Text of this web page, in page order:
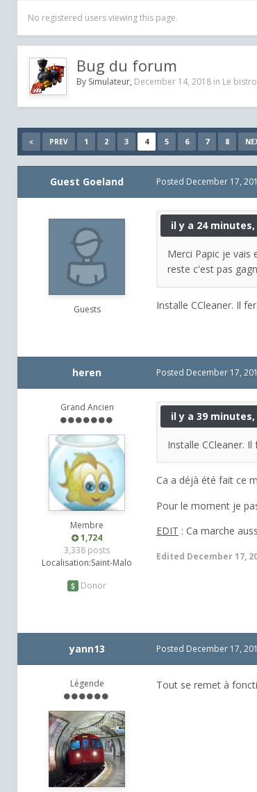
No registered users viewing this page.
Bug du forum
By Simulateur, December 14, 2018 in Le
PREV 1 2 3 4 5 6 7 8
Guest Goeland
Guests
Posted December 17,
il y a 24
Merci Papic je vais
reste c'est pas
Installe CCleaner. Il
heren
Grand Ancien
Membre
1,724
3,338 posts
Localisation:Saint-Malo
Donor
Posted December 17,
il y a 39
Installe CCleaner.
Ca a déjà été fait ce
Pour le moment je
EDIT : Ca marche
Edited December 17,
yann13
Légende
Posted December 17,
Tout se remet à